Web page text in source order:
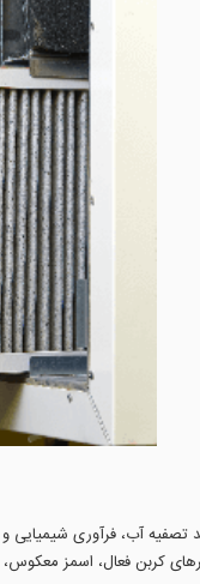
تصفیه آب، فرآوری
کربن فعال، اسمز